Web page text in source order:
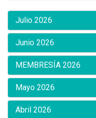
Julio 2026
Junio 2026
MEMBRESÍA 2026
Mayo 2026
Abril 2026